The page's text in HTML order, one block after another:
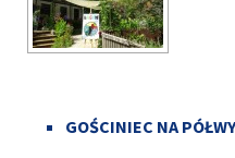
GOŚCINIEC NA